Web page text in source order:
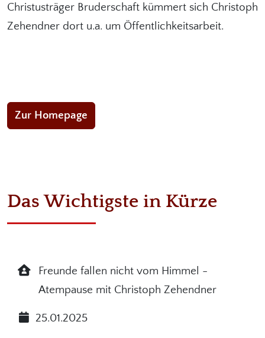
Christusträger Bruderschaft kümmert sich Christoph
Zehendner dort u.a. um Öffentlichkeitsarbeit.
Zur Homepage
Das Wichtigste in Kürze
Freunde fallen nicht vom Himmel -
Atempause mit Christoph Zehendner
25.01.2025